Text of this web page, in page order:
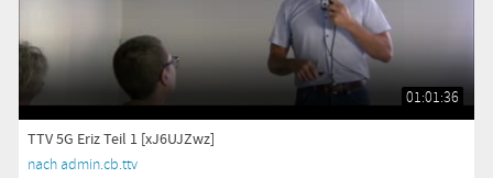
01:01:36
TTV 5G Eriz Teil 1 [xJ6UJZwz]
nach admin.cb.ttv